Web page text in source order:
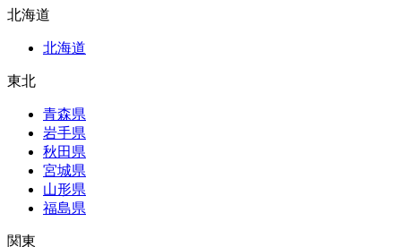
北海道
北海道
東北
青森県
岩手県
秋田県
宮城県
山形県
福島県
関東